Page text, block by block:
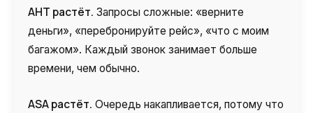
AHT растёт. Запросы сложные: «верните
деньги», «перебронируйте рейс», «что с моим
багажом». Каждый звонок занимает больше
времени, чем обычно.
ASA растёт. Очередь накапливается, потому что